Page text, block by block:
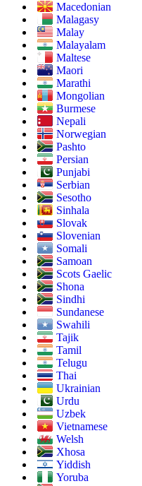
Macedonian
Malagasy
Malay
Malayalam
Maltese
Maori
Marathi
Mongolian
Burmese
Nepali
Norwegian
Pashto
Persian
Punjabi
Serbian
Sesotho
Sinhala
Slovak
Slovenian
Somali
Samoan
Scots Gaelic
Shona
Sindhi
Sundanese
Swahili
Tajik
Tamil
Telugu
Thai
Ukrainian
Urdu
Uzbek
Vietnamese
Welsh
Xhosa
Yiddish
Yoruba